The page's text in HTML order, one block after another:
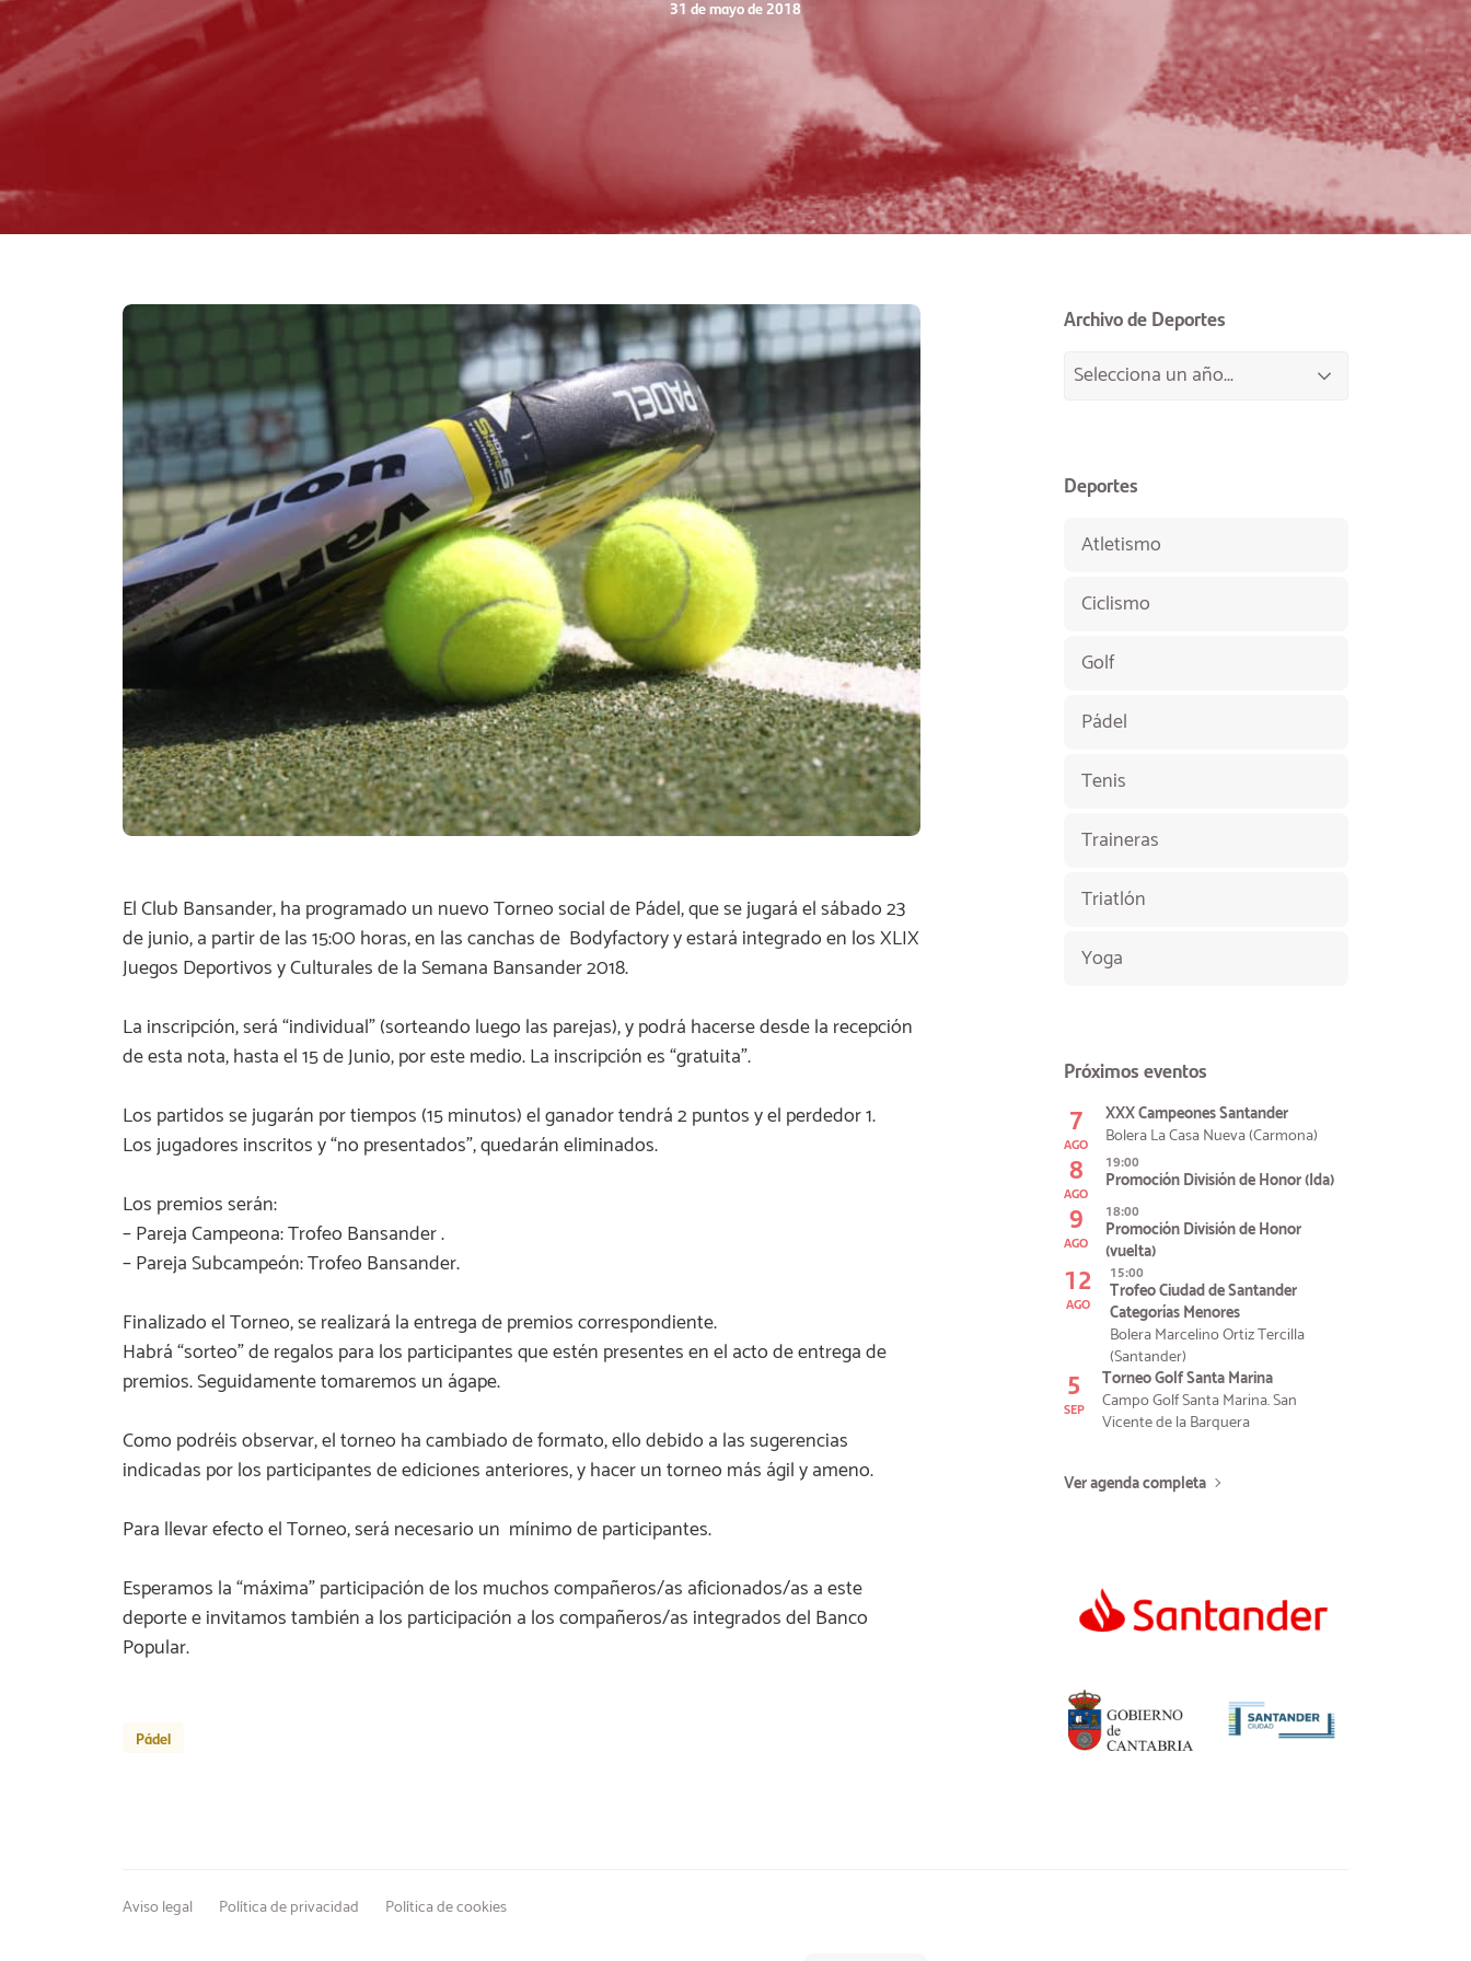
31 de mayo de 2018
El Club Bansander, ha programado un nuevo Torneo social de Pádel, que se jugará el sábado 23
de junio, a partir de las 15:00 horas, en las canchas de Bodyfactory y estará integrado en los XLIX
Juegos Deportivos y Culturales de la Semana Bansander 2018.
La inscripción, será “individual” (sorteando luego las parejas), y podrá hacerse desde la recepción
de esta nota, hasta el 15 de Junio, por este medio. La inscripción es “gratuita”.
Los partidos se jugarán por tiempos (15 minutos) el ganador tendrá 2 puntos y el perdedor 1.
Los jugadores inscritos y “no presentados”, quedarán eliminados.
Los premios serán:
– Pareja Campeona: Trofeo Bansander .
– Pareja Subcampeón: Trofeo Bansander.
Finalizado el Torneo, se realizará la entrega de premios correspondiente.
Habrá “sorteo” de regalos para los participantes que estén presentes en el acto de entrega de
premios. Seguidamente tomaremos un ágape.
Como podréis observar, el torneo ha cambiado de formato, ello debido a las sugerencias
indicadas por los participantes de ediciones anteriores, y hacer un torneo más ágil y ameno.
Para llevar efecto el Torneo, será necesario un mínimo de participantes.
Esperamos la “máxima” participación de los muchos compañeros/as aficionados/as a este
deporte e invitamos también a los participación a los compañeros/as integrados del Banco
Popular.
Pádel
Archivo de Deportes
Deportes
Atletismo
Ciclismo
Golf
Pádel
Tenis
Traineras
Triatlón
Yoga
Próximos eventos
7
AGO
XXX Campeones Santander
Bolera La Casa Nueva (Carmona)
8
AGO
19:00
Promoción División de Honor (Ida)
9
AGO
18:00
Promoción División de Honor
(vuelta)
12
AGO
15:00
Trofeo Ciudad de Santander
Categorías Menores
Bolera Marcelino Ortiz Tercilla
(Santander)
5
SEP
Torneo Golf Santa Marina
Campo Golf Santa Marina. San
Vicente de la Barquera
Ver agenda completa
Aviso legal Política de privacidad Política de cookies